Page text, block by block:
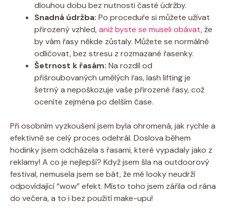
dlouhou dobu bez nutnosti časté údržby.
Snadná údržba: Po proceduře si můžete užívat
přirozený vzhled,aniž byste se museli obávat, že
by vám řasy někde zůstaly. Můžete se normálně
odličovat, bez stresu z rozmazané řasenky.
Šetrnost k řasám: Na rozdíl od
přišroubovaných umělých řas, lash lifting je
šetrný a nepoškozuje vaše přirozené řasy, což
oceníte zejména po delším čase.
Při osobním vyzkoušení jsem byla ohromená, jak rychle a
efektivně se celý proces odehrál. Doslova během
hodinky jsem odcházela s řasami, které vypadaly jako z
reklamy! A co je nejlepší? Když jsem šla na outdoorový
festival, nemusela jsem se bát, že mé looky neudrží
odpovídající “wow” efekt. Místo toho jsem zářila od rána
do večera, a to i bez použití make-upu!